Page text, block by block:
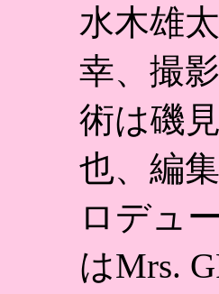
水木雄
幸、撮
術は磯
也、編
ロデュ
はMrs.